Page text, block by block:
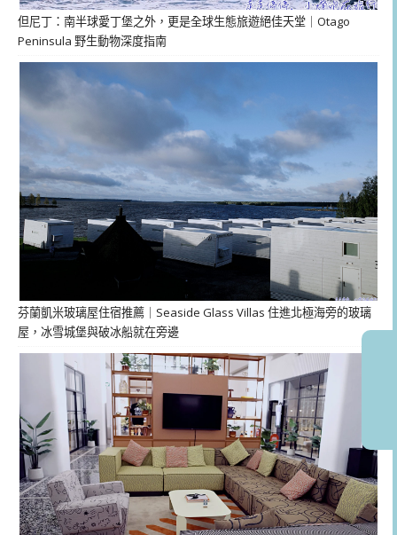
但尼丁：南半球愛丁堡之外，更是全球生態旅遊絕佳天堂｜Otago
Peninsula 野生動物深度指南
芬蘭凱米玻璃屋住宿推薦｜Seaside Glass Villas 住進北極海旁的玻璃
屋，冰雪城堡與破冰船就在旁邊